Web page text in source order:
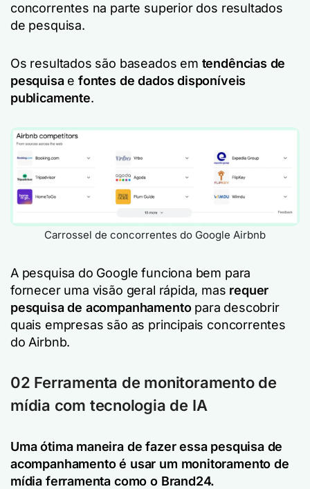
concorrentes na parte superior dos resultados
de pesquisa.
Os resultados são baseados em tendências de
pesquisaefontes de dados disponíveis
publicamente.
Carrossel de concorrentes do Google Airbnb
A pesquisa do Google funciona bem para
fornecer uma visão geral rápida, mas requer
pesquisa de acompanhamentopara descobrir
quais empresas são as principais concorrentes
do Airbnb.
02 Ferramenta de monitoramento de
mídia com tecnologia de IA
Uma ótima maneira de fazer essa pesquisa de
acompanhamento é usar um monitoramento de
mídia ferramenta como o Brand24.